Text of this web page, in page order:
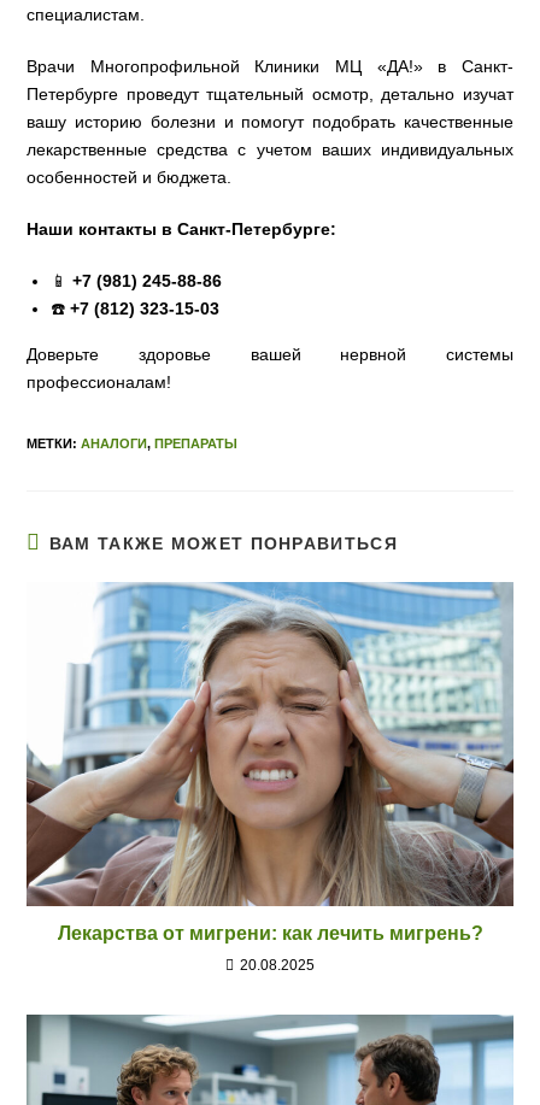
специалистам.
Врачи Многопрофильной Клиники МЦ «ДА!» в Санкт-
Петербурге проведут тщательный осмотр, детально изучат
вашу историю болезни и помогут подобрать качественные
лекарственные средства с учетом ваших индивидуальных
особенностей и бюджета.
Наши контакты в Санкт-Петербурге:
📱+7 (981) 245-88-86
☎️+7 (812) 323-15-03
Доверьте здоровье вашей нервной системы
профессионалам!
МЕТКИ:АНАЛОГИ, ПРЕПАРАТЫ
ВАМ ТАКЖЕ МОЖЕТ ПОНРАВИТЬСЯ
Лекарства от мигрени: как лечить мигрень?
20.08.2025